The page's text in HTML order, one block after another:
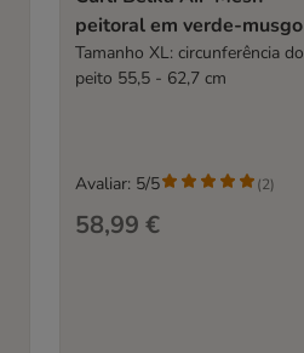
peitoral em verde-musgo
Tamanho XL: circunferência do
peito 55,5 - 62,7 cm
58,99 €
Avaliar: 5/5 (2)